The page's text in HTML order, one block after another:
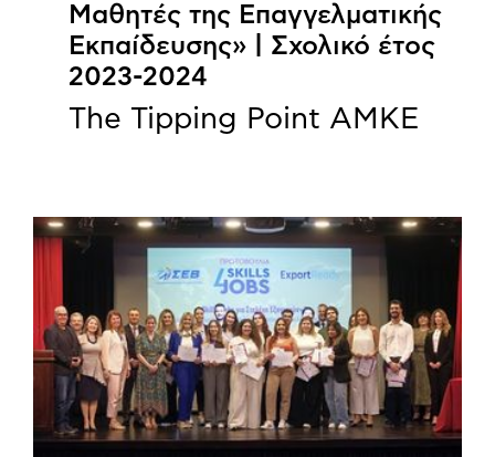
Μαθητές της Επαγγελματικής
Εκπαίδευσης» | Σχολικό έτος
2023-2024
The Tipping Point ΑΜΚΕ